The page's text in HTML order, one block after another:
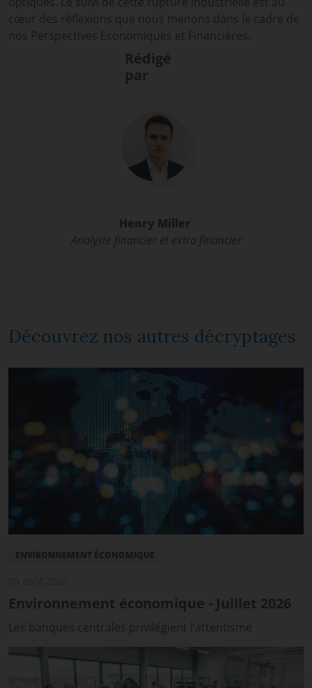
cœur des réflexions que nous menons dans le cadre de
nos Perspectives Economiques et Financières.
Rédigé
par
Henry Miller
Analyste financier et extra financier
Découvrez nos autres décryptages
ENVIRONNEMENT ÉCONOMIQUE
Environnement économique - Juillet 2026
Les banques centrales privilégient l’attentisme